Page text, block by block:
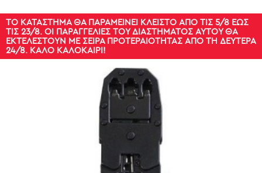
ΤΟ ΚΑΤΆΣΤΗΜΑ ΘΑ ΠΑΡΑΜΕΊΝΕΙ ΚΛΕΙΣΤΌ ΑΠΌ ΤΙΣ 5/8 ΈΩΣ
ΤΙΣ 23/8. ΟΙ ΠΑΡΑΓΓΕΛΊΕΣ ΤΟΥ ΔΙΑΣΤΉΜΑΤΟΣ ΑΥΤΟΎ ΘΑ
ΕΚΤΕΛΕΣΤΟΎΝ ΜΕ ΣΕΙΡΆ ΠΡΟΤΕΡΑΙΌΤΗΤΑΣ ΑΠΌ ΤΗ ΔΕΥΤΈΡΑ
24/8. ΚΑΛΌ ΚΑΛΟΚΑΊΡΙ!